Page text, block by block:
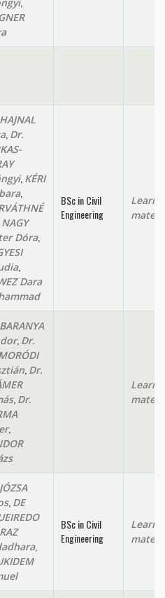
, Dr.
, KÉRI
,
Dóra,
,
Dara
BSc in Civil
Engineering
, Dr.
Dr.
, Dr.
,
, DE
,
BSc in Civil
Engineering